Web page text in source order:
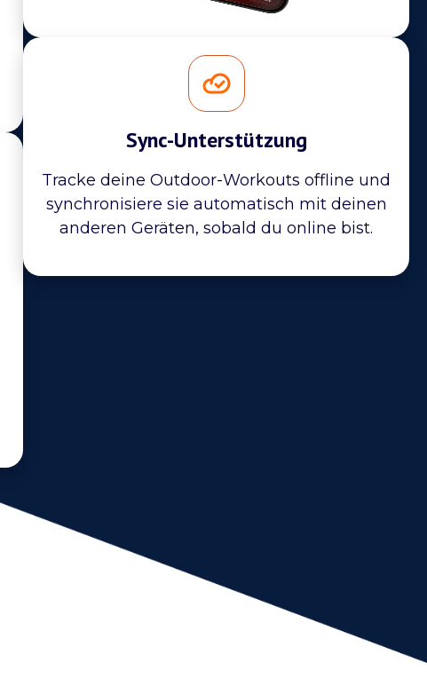
Sync-Unterstützung
Tracke deine Outdoor-Workouts offline und
synchronisiere sie automatisch mit deinen
anderen Geräten, sobald du online bist.